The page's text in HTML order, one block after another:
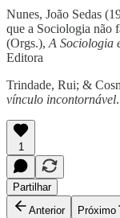
Nunes, João Sedas
que a Sociologia não
(Orgs.), A Sociologia
Editora
Trindade, Rui; &
vínculo incontornável
1
Partilhar
Anterior
Próximo